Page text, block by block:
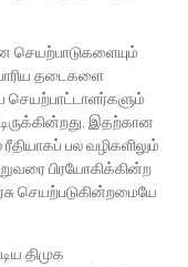
செயற்பாடுகளையும்
தடைகளை
செயற்பாட்டாளர்களும்
இதற்கான
பல வழிகளிலும்
பிரயோகிக்கின்ற
செயற்படுகின்றமையே
திமுக